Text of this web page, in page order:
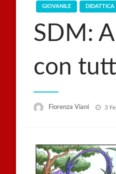
GIOVANILE
SDM:
con
Fiorenza Viani 3